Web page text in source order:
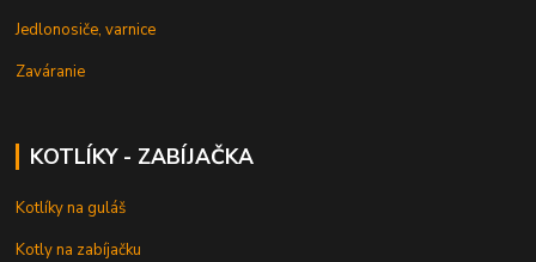
Jedlonosiče, varnice
Zaváranie
KOTLÍKY - ZABÍJAČKA
Kotlíky na guláš
Kotly na zabíjačku